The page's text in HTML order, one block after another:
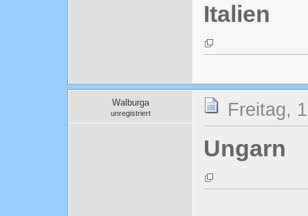
Italien
Walburga
unregistriert Freitag,
Ungarn